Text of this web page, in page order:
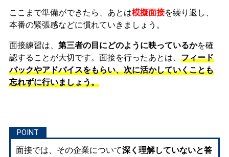
ここまで準備ができたら、あとは模擬面接を繰り返し、
本番の緊張感などに慣れていきましょう。
面接練習は、 第三者の目にどのように映っているかを確
認することが大切です。面接を行ったあとは、 フィード
バックやアドバイスをもらい、次に活かしていくことも
忘れずに行いましょう。
面接では、その企業について深く理解していないと答